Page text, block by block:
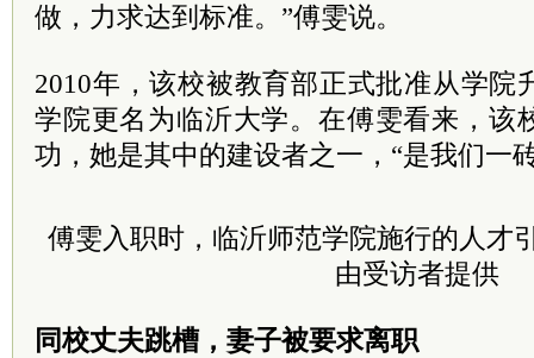
做，力求达到标准。”傅雯说。
2010年，该校被教育部正式批准从学院
学院更名为临沂大学。在傅雯看来，该
功，她是其中的建设者之一，“是我们一
傅雯入职时，临沂师范学院施行的人才
由受访者提供
同校丈夫跳槽，妻子被要求离职